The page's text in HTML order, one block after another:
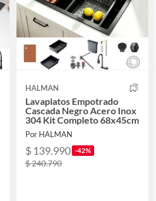
HALMAN
Lavaplatos Empotrado
Cascada Negro Acero Inox
304 Kit Completo 68x45cm
Por HALMAN
$ 139.990 -42%
$ 240.790